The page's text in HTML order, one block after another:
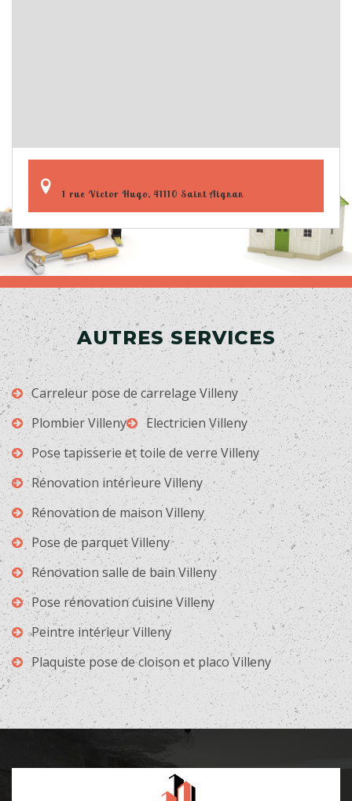
1 rue Victor Hugo, 41110 Saint Aignan
AUTRES SERVICES
Carreleur pose de carrelage Villeny
Plombier Villeny
Electricien Villeny
Pose tapisserie et toile de verre Villeny
Rénovation intérieure Villeny
Rénovation de maison Villeny
Pose de parquet Villeny
Rénovation salle de bain Villeny
Pose rénovation cuisine Villeny
Peintre intérieur Villeny
Plaquiste pose de cloison et placo Villeny